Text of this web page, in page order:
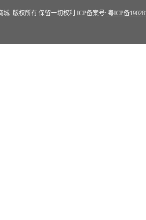
城 版权所有 保留一切权利 ICP备案号: 粤ICP备